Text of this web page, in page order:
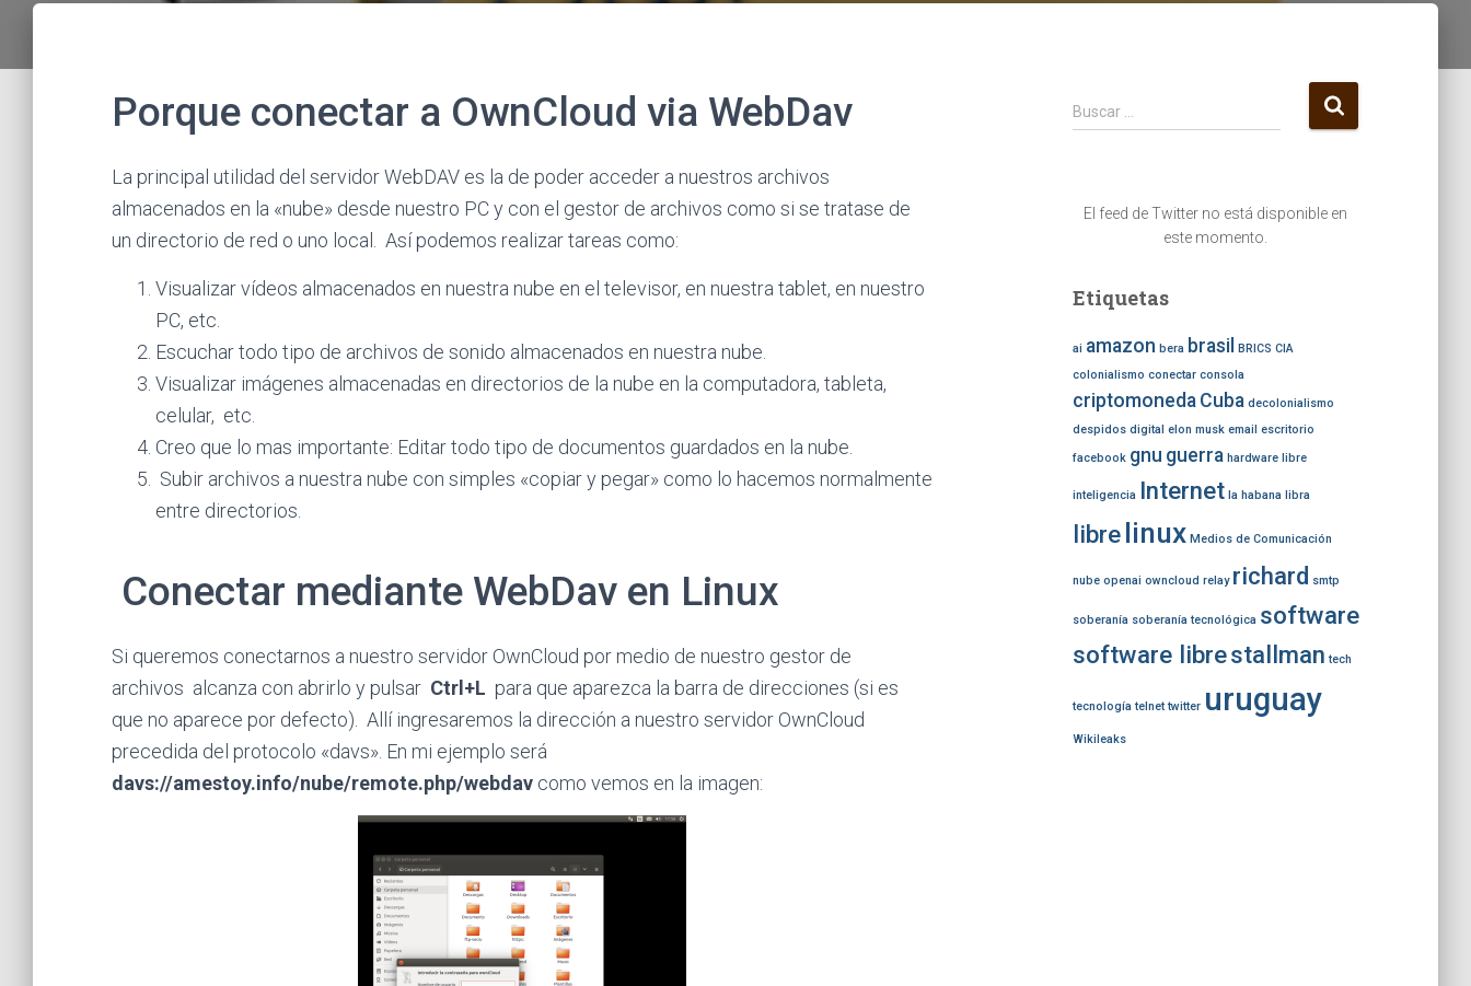
Porque conectar a OwnCloud via WebDav
La principal utilidad del servidor WebDAV es la de poder acceder a nuestros archivos
almacenados en la «nube» desde nuestro PC y con el gestor de archivos como si se tratase de
un directorio de red o uno local. Así podemos realizar tareas como:
Visualizar vídeos almacenados en nuestra nube en el televisor, en nuestra tablet, en nuestro
PC, etc.
Escuchar todo tipo de archivos de sonido almacenados en nuestra nube.
Visualizar imágenes almacenadas en directorios de la nube en la computadora, tableta,
celular, etc.
Creo que lo mas importante: Editar todo tipo de documentos guardados en la nube.
Subir archivos a nuestra nube con simples «copiar y pegar» como lo hacemos normalmente
entre directorios.
Conectar mediante WebDav en Linux
Si queremos conectarnos a nuestro servidor OwnCloud por medio de nuestro gestor de
archivos alcanza con abrirlo y pulsar Ctrl+L para que aparezca la barra de direcciones (si es
que no aparece por defecto). Allí ingresaremos la dirección a nuestro servidor OwnCloud
precedida del protocolo «davs». En mi ejemplo será
davs://amestoy.info/nube/remote.php/webdav como vemos en la imagen:
B
u
Buscar …
El feed de Twitter no está disponible en
este momento.
Etiquetas
ai amazon bera brasil BRICS CIA
colonialismo conectar consola
criptomoneda Cuba decolonialismo
despidos digital elon musk email escritorio
facebook gnu guerra hardware libre
inteligencia Internet la habana libra
libre linux Medios de Comunicación
nube openai owncloud relay richard smtp
soberanía soberanía tecnológica software
software librestallman tech
tecnología telnet twitter uruguay
Wikileaks